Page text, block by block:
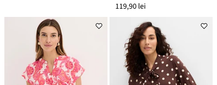
119,90 lei